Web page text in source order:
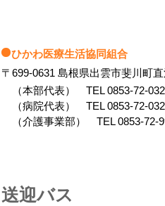
ひかわ医療生活協同組合
〒699-0631 島根県出雲市斐川町
（本部代表） TEL0853-72-
（病院代表） TEL0853-72-
（介護事業部） TEL0853-72-
送迎バス